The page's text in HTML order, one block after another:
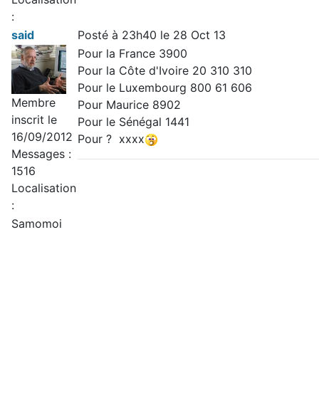
:
said Posté à 23h40 le 28 Oct 13
Membre
inscrit le
16/09/2012
Messages :
1516
Localisation
:
Pour la France 3900
Pour la Côte d'Ivoire 20 310 310
Pour le Luxembourg 800 61 606
Pour Maurice 8902
Pour le Sénégal 1441
Pour ? xxxx
Samomoi